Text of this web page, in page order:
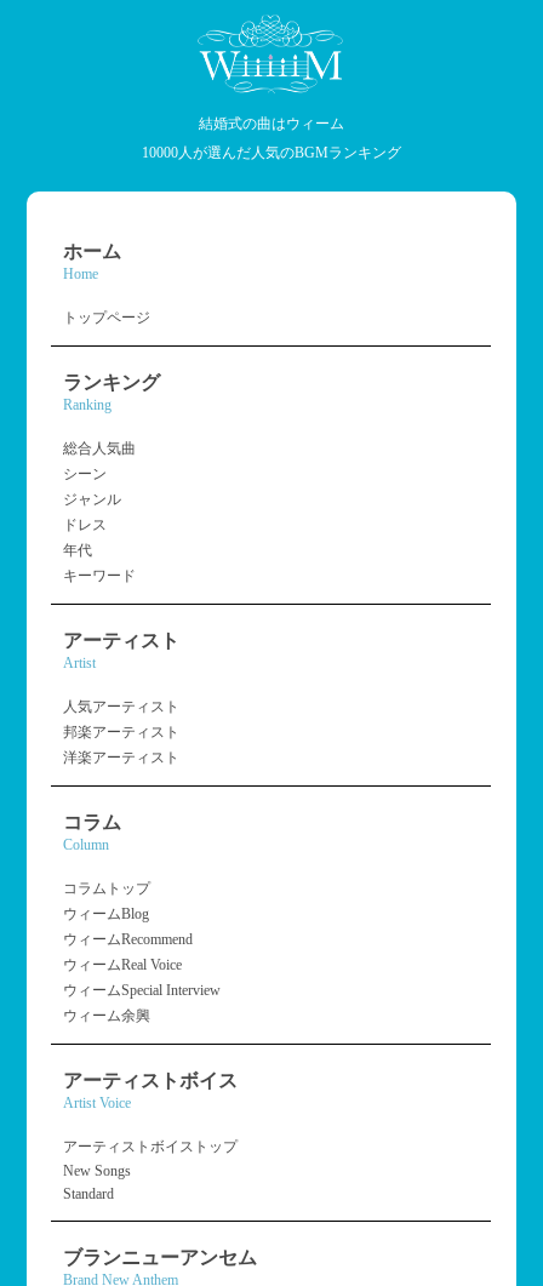
結婚式の曲はウィーム
10000人が選んだ人気のBGMランキング
ホーム
Home
トップページ
ランキング
Ranking
総合人気曲
シーン
ジャンル
ドレス
年代
キーワード
アーティスト
Artist
人気アーティスト
邦楽アーティスト
洋楽アーティスト
コラム
Column
コラムトップ
ウィームBlog
ウィームRecommend
ウィームReal Voice
ウィームSpecial Interview
ウィーム余興
アーティストボイス
Artist Voice
アーティストボイストップ
New Songs
Standard
ブランニューアンセム
Brand New Anthem